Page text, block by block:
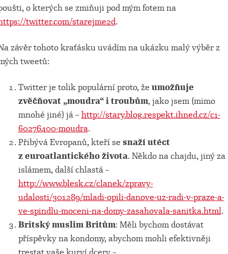
o kterých se zmiňuji pod mým fotem na
twitter.com/starejme2d.
závěr tohoto kraťásku uvádím na ukázku malý výběr z
tweetů:
Twitter je tolik populární proto, že umožňuje
zvěčňovat „moudra“ i troubům, jako jsem (mimo
mnohé jiné) já – http://stary.blog.respekt.ihned.cz/c1-
60276400-moudra.
Přibývá Evropanů, kteří se snaží utéct
z euroatlantického života. Někdo na chajdu, jiný za
islámem, další chlastá –
http://www.blesk.cz/clanek/zpravy-
udalosti/301289/mladi-opili-danove-uz-radi-v-praze-a-
ve-spindlu-moceni-na-domy-zasahovala-sanitka.html.
Britský muslim Britům: Měli bychom dostávat
příspěvky na kondomy, abychom mohli efektivněji